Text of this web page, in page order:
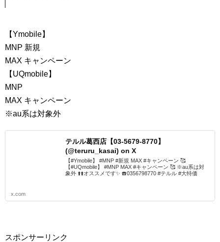
【Ymobile】
MNP 新規
MAX キャンペーン
【UQmobile】
MNP
MAX キャンペーン
※au系は対象外
テルル葛西店【03-5679-8770】
(@teruru_kasai) on X
【#Ymobile】 #MNP #新規 MAX #キャンペーン 🥰
【#UQmobile】 #MNP MAX #キャンペーン 🥰 ※au系は対
象外 ⬆️⬆️オススメです✨ ☎️0356798770 #テルル #大特価
x.com
スポンサーリンク